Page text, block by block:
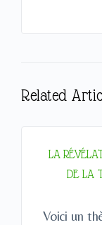
Related
LA
DE LA
Voici un